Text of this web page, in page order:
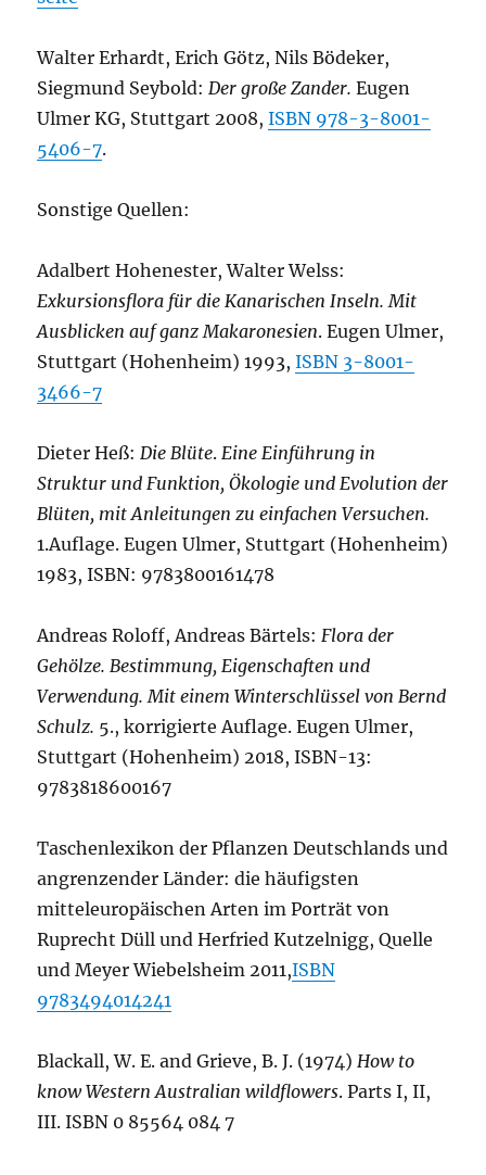
Walter Erhardt, Erich Götz, Nils Bödeker,
Siegmund Seybold:Der große Zander. Eugen
Ulmer KG, Stuttgart 2008,ISBN 978-3-8001-
5406-7.
Sonstige Quellen:
Adalbert Hohenester, Walter Welss:
Exkursionsflora für die Kanarischen Inseln. Mit
Ausblicken auf ganz Makaronesien. Eugen Ulmer,
Stuttgart (Hohenheim) 1993,ISBN 3-8001-
3466-7
Dieter Heß:Die Blüte. Eine Einführung in
Struktur und Funktion, Ökologie und Evolution der
Blüten, mit Anleitungen zu einfachen Versuchen.
1.Auflage. Eugen Ulmer, Stuttgart (Hohenheim)
1983, ISBN: 9783800161478
Andreas Roloff, Andreas Bärtels:Flora der
Gehölze. Bestimmung, Eigenschaften und
Verwendung. Mit einem Winterschlüssel von Bernd
Schulz. 5., korrigierte Auflage. Eugen Ulmer,
Stuttgart (Hohenheim) 2018, ISBN-13:
9783818600167
Taschenlexikon der Pflanzen Deutschlands und
angrenzender Länder: die häufigsten
mitteleuropäischen Arten im Porträt von
Ruprecht Düll und Herfried Kutzelnigg, Quelle
und Meyer Wiebelsheim 2011,ISBN
9783494014241
Blackall, W. E. and Grieve, B. J. (1974)How to
know Western Australian wildflowers. Parts I, II,
III. ISBN 0 85564 084 7